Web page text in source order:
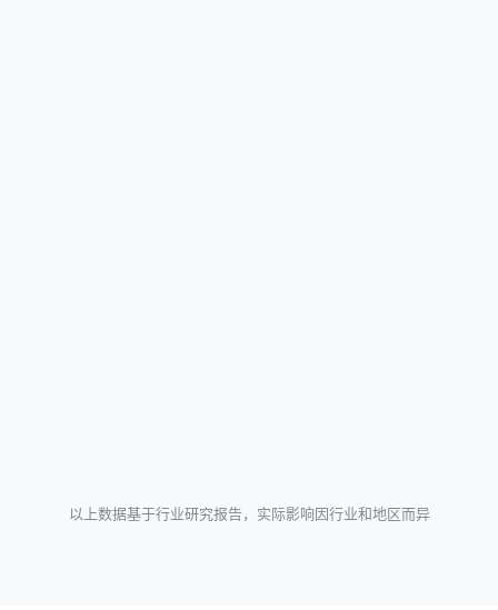
以上数据基于行业研究报告，实际影响因行业和地区而异